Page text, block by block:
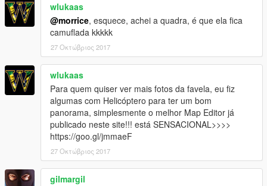
wlukaas
@morrice, esquece, achei a quadra, é que ela fica
camuflada kkkkk
27 Οκτώβριος 2017
wlukaas
Para quem quiser ver mais fotos da favela, eu fiz
algumas com Helicóptero para ter um bom
panorama, simplesmente o melhor Map Editor já
publicado neste site!!! está SENSACIONAL>>>>
https://goo.gl/jmmaeF
27 Οκτώβριος 2017
gilmargil